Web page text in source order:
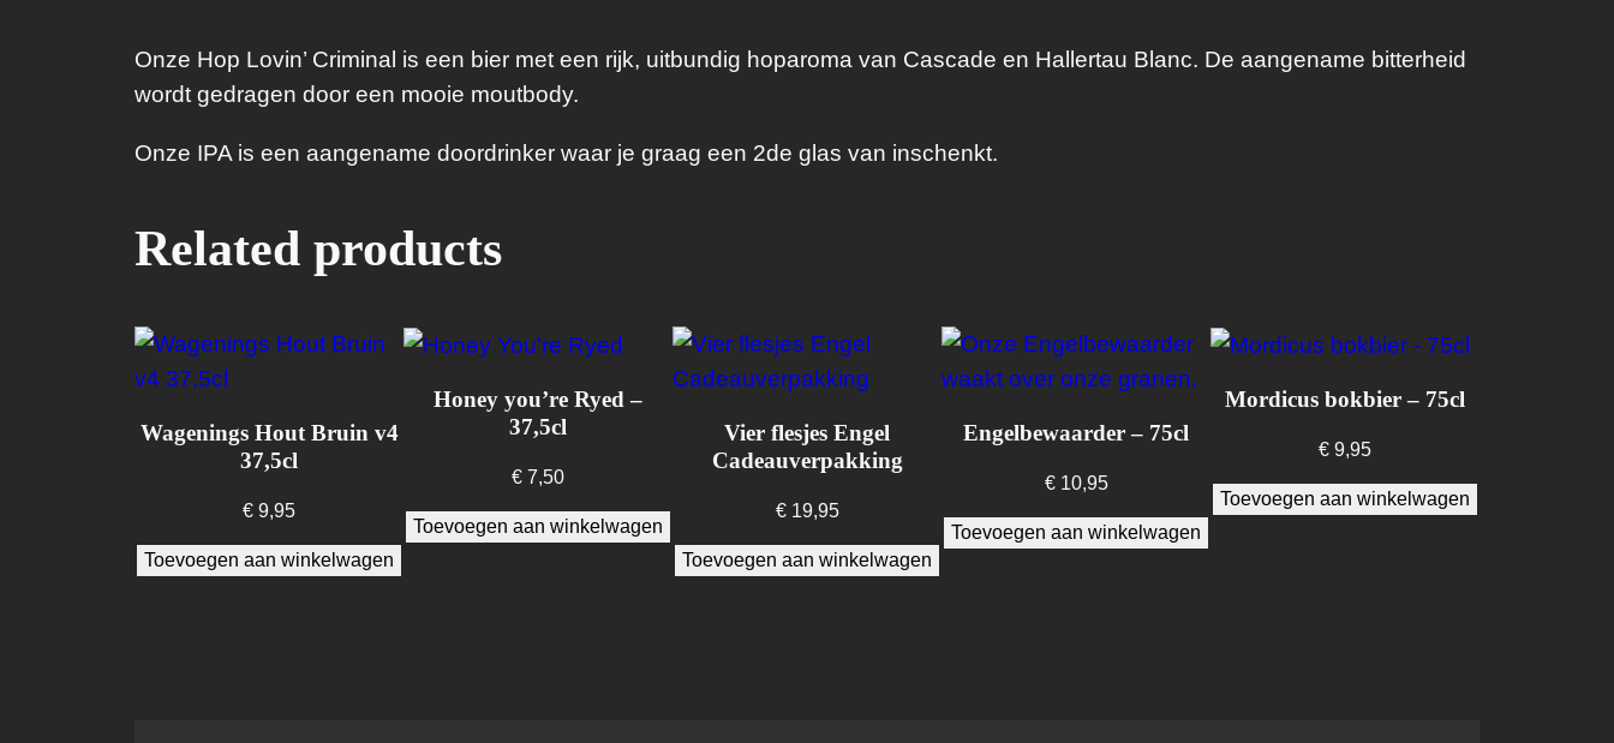
C
m
–
F
e
5
c
Onze Hop Lovin’ Criminal is een bier met een rijk, uitbundig hoparoma van Cascade en Hallertau Blanc. De aangename bitterheid
wordt gedragen door een mooie moutbody.
Onze IPA is een aangename doordrinker waar je graag een 2de glas van inschenkt.
Related products
Wagenings Hout Bruin v4
37,5cl
€ 9,95
Toevoegen aan winkelwagen
Honey you’re Ryed –
37,5cl
€ 7,50
Toevoegen aan winkelwagen
Vier flesjes Engel
Cadeauverpakking
€19,95
Toevoegen aan winkelwagen
Engelbewaarder – 75cl
€10,95
Toevoegen aan winkelwagen
Mordicus bokbier – 75cl
€ 9,95
Toevoegen aan winkelwagen